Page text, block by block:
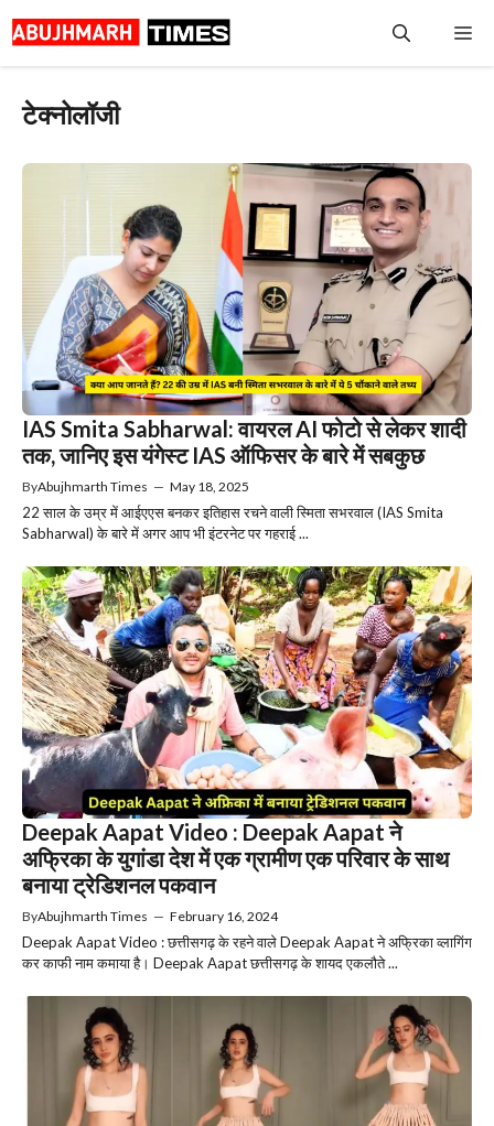
to
टेक्नोलॉजी
IAS Smita Sabharwal: वायरल AI फोटो से लेकर शादी
तक, जानिए इस यंगेस्ट IAS ऑफिसर के बारे में सबकुछ
ByAbujhmarth Times — May 18, 2025
22 साल के उम्र में आईएएस बनकर इतिहास रचने वाली स्मिता सभरवाल (IAS Smita
Sabharwal) के बारे में अगर आप भी इंटरनेट पर गहराई ...
Deepak Aapat Video : Deepak Aapat ने
अफ्रिका के युगांडा देश में एक ग्रामीण एक परिवार के साथ
बनाया ट्रेडिशनल पकवान
ByAbujhmarth Times — February 16, 2024
Deepak Aapat Video : छत्तीसगढ़ के रहने वाले Deepak Aapat ने अफ्रिका व्लागिंग
कर काफी नाम कमाया है। Deepak Aapat छत्तीसगढ़ के शायद एकलौते ...